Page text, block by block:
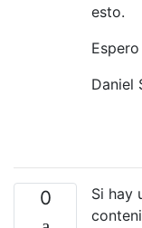
esto.
Daniel
0
Si hay